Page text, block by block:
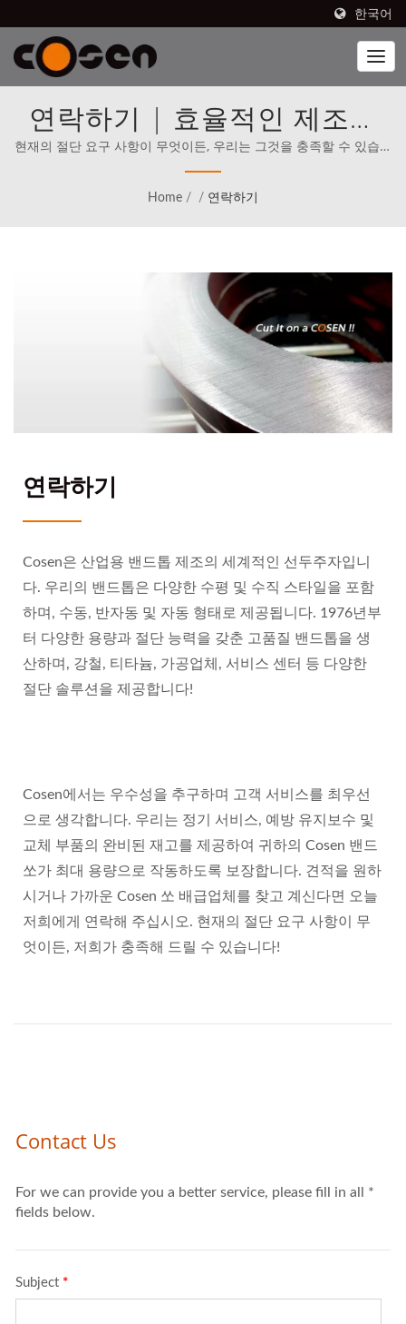
한국어
연락하기 | 효율적인 제조를
위한 고정밀 자동화 장비
현재의 절단 요구 사항이 무엇이든, 우리는 그것을 충족할 수 있습니
쟁하는 것을 사명으로 삼고 있습니다.
Home / / 연락하기
연락하기
Cosen은 산업용 밴드톱 제조의 세계적인 선두주자입니
다. 우리의 밴드톱은 다양한 수평 및 수직 스타일을 포함
하며, 수동, 반자동 및 자동 형태로 제공됩니다. 1976년부
터 다양한 용량과 절단 능력을 갖춘 고품질 밴드톱을 생
산하며, 강철, 티타늄, 가공업체, 서비스 센터 등 다양한
절단 솔루션을 제공합니다!
Cosen에서는 우수성을 추구하며 고객 서비스를 최우선
으로 생각합니다. 우리는 정기 서비스, 예방 유지보수 및
교체 부품의 완비된 재고를 제공하여 귀하의 Cosen 밴드
쏘가 최대 용량으로 작동하도록 보장합니다. 견적을 원하
시거나 가까운 Cosen 쏘 배급업체를 찾고 계신다면 오늘
저희에게 연락해 주십시오. 현재의 절단 요구 사항이 무
엇이든, 저희가 충족해 드릴 수 있습니다!